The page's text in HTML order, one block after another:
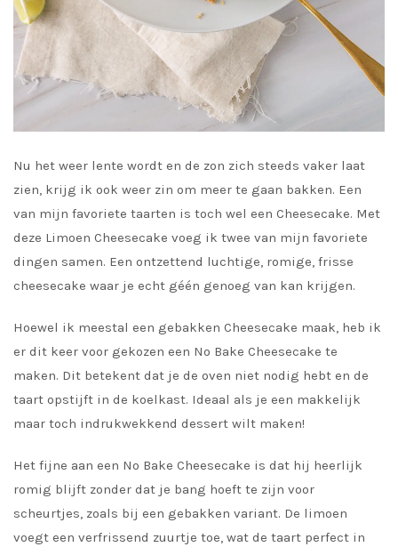
Nu het weer lente wordt en de zon zich steeds vaker laat
zien, krijg ik ook weer zin om meer te gaan bakken. Een
van mijn favoriete taarten is toch wel een Cheesecake. Met
deze Limoen Cheesecake voeg ik twee van mijn favoriete
dingen samen. Een ontzettend luchtige, romige, frisse
cheesecake waar je echt géén genoeg van kan krijgen.
Hoewel ik meestal een gebakken Cheesecake maak, heb ik
er dit keer voor gekozen een No Bake Cheesecake te
maken. Dit betekent dat je de oven niet nodig hebt en de
taart opstijft in de koelkast. Ideaal als je een makkelijk
maar toch indrukwekkend dessert wilt maken!
Het fijne aan een No Bake Cheesecake is dat hij heerlijk
romig blijft zonder dat je bang hoeft te zijn voor
scheurtjes, zoals bij een gebakken variant. De limoen
voegt een verfrissend zuurtje toe, wat de taart perfect in